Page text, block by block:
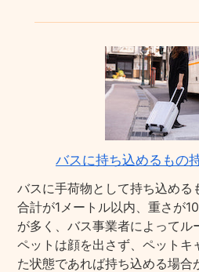
バスに持ち込めるもの
バスに手荷物として持ち込める
合計が1メートル以内、重さが
が多く、バス事業者によってル
ペットは顔を出さず、ペットキ
た状態であれば持ち込める場合